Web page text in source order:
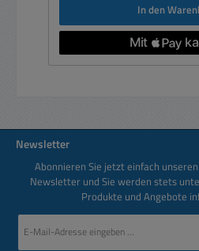
In den
Newsletter
Abonnieren Sie jetzt einfach
Newsletter und Sie werden stets
Produkte und Angebote
Mail-